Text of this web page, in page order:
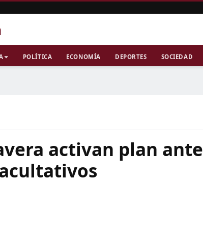
POLÍTICA ECONOMÍA DEPORTES SOCIEDAD
activan plan ante